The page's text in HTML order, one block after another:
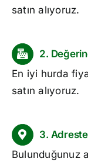
satın alıyoruz.
2.
En iyi hurda
satın alıyoruz.
3.
Bulunduğunuz